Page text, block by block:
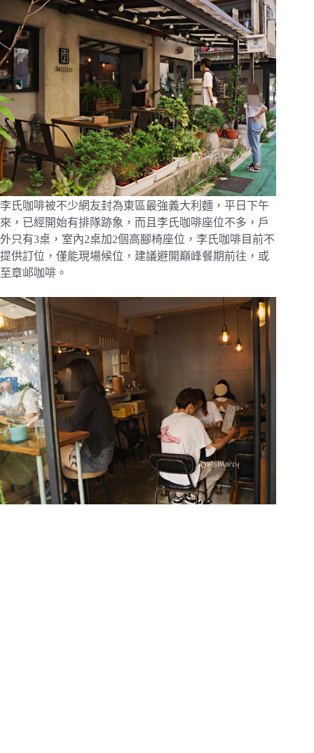
李氏咖啡被不少網友封為東區最強義大利麵，平日下午
來，已經開始有排隊跡象，而且李氏咖啡座位不多，戶
外只有3桌，室內2桌加2個高腳椅座位，李氏咖啡目前不
提供訂位，僅能現場候位，建議避開巔峰餐期前往，或
至章邖咖啡。